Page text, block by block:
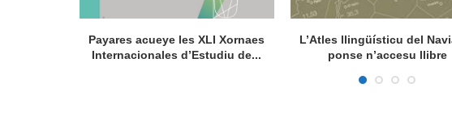
Payares acueye les XLI Xornaes
Internacionales d’Estudiu de...
L’Atles llingüísticu del
ponse n’accesu llibre